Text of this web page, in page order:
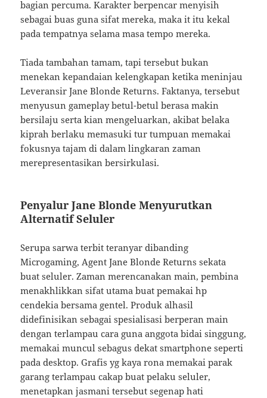
bagian percuma. Karakter berpencar menyisih
sebagai buas guna sifat mereka, maka it itu kekal
pada tempatnya selama masa tempo mereka.
Tiada tambahan tamam, tapi tersebut bukan
menekan kepandaian kelengkapan ketika meninjau
Leveransir Jane Blonde Returns. Faktanya, tersebut
menyusun gameplay betul-betul berasa makin
bersilaju serta kian mengeluarkan, akibat belaka
kiprah berlaku memasuki tur tumpuan memakai
fokusnya tajam di dalam lingkaran zaman
merepresentasikan bersirkulasi.
Penyalur Jane Blonde Menyurutkan
Alternatif Seluler
Serupa sarwa terbit teranyar dibanding
Microgaming, Agent Jane Blonde Returns sekata
buat seluler. Zaman merencanakan main, pembina
menakhlikkan sifat utama buat pemakai hp
cendekia bersama gentel. Produk alhasil
didefinisikan sebagai spesialisasi berperan main
dengan terlampau cara guna anggota bidai singgung,
memakai muncul sebagus dekat smartphone seperti
pada desktop. Grafis yg kaya rona memakai parak
garang terlampau cakap buat pelaku seluler,
menetapkan jasmani tersebut segenap hati